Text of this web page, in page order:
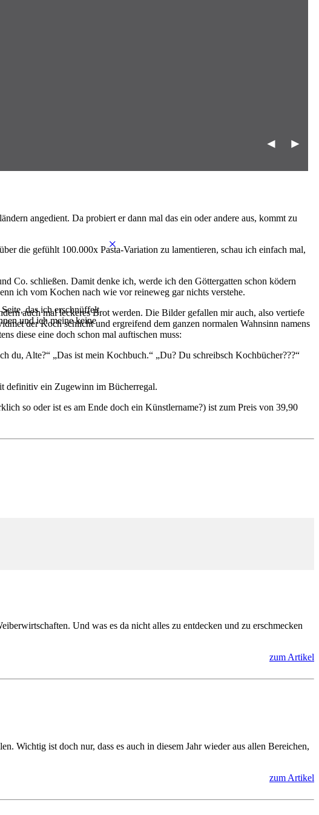
×
das ich erschnüffelt
und ich meine keine
◄ ►
angedient. Da probiert er dann mal das ein oder andere aus, kommt zu
die gefühlt 100.000x Pasta-Variation zu lamentieren, schau ich einfach mal,
Co. schließen. Damit denke ich, werde ich den Göttergatten schon ködern
ich vom Kochen nach wie vor reineweg gar nichts verstehe.
auch mal leckeres Brot werden. Die Bilder gefallen mir auch, also vertiefe
der Koch schlicht und ergreifend dem ganzen normalen Wahnsinn namens
diese eine doch schon mal auftischen muss:
du, Alte?“ „Das ist mein Kochbuch.“ „Du? Du schreibsch Kochbücher???“
definitiv ein Zugewinn im Bücherregal.
so oder ist es am Ende doch ein Künstlername?) ist zum Preis von 39,90
Und was es da nicht alles zu entdecken und zu erschmecken
zum Artikel
Wichtig ist doch nur, dass es auch in diesem Jahr wieder aus allen Bereichen,
zum Artikel